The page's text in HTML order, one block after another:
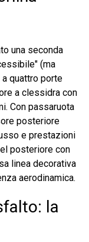
una seconda
(ma
quattro porte
a clessidra con
Con passaruota
posteriore
e prestazioni
posteriore con
linea decorativa
aerodinamica.
la